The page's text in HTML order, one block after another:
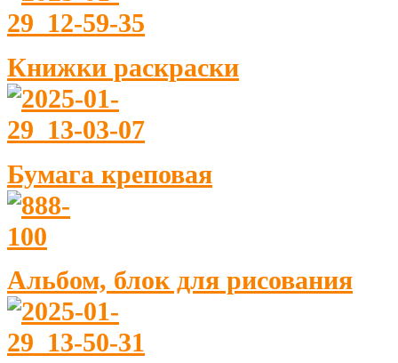
Книжки раскраски
Бумага креповая
Альбом, блок для рисования